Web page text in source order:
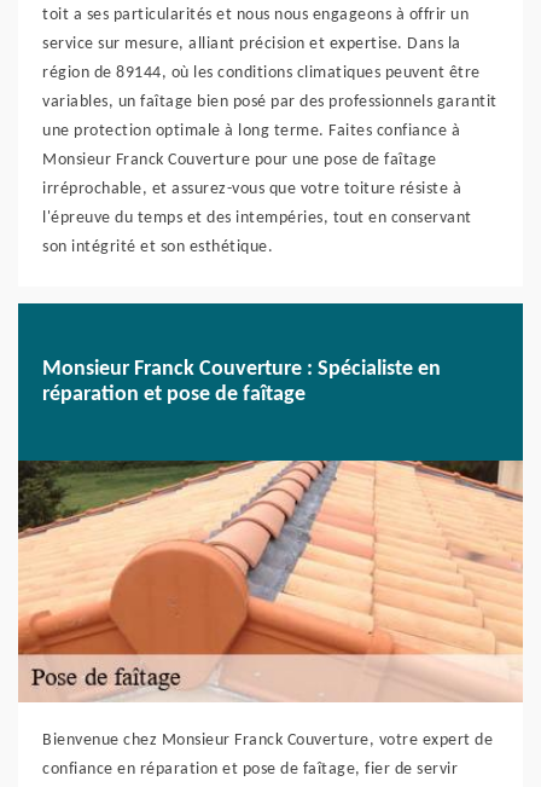
toit a ses particularités et nous nous engageons à offrir un
service sur mesure, alliant précision et expertise. Dans la
région de 89144, où les conditions climatiques peuvent être
variables, un faîtage bien posé par des professionnels garantit
une protection optimale à long terme. Faites confiance à
Monsieur Franck Couverture pour une pose de faîtage
irréprochable, et assurez-vous que votre toiture résiste à
l'épreuve du temps et des intempéries, tout en conservant
son intégrité et son esthétique.
Monsieur Franck Couverture : Spécialiste en
réparation et pose de faîtage
Bienvenue chez Monsieur Franck Couverture, votre expert de
confiance en réparation et pose de faîtage, fier de servir